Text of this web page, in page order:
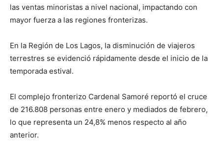
las ventas minoristas a nivel nacional, impactando con
mayor fuerza a las regiones fronterizas.
En la Región de Los Lagos, la disminución de viajeros
terrestres se evidenció rápidamente desde el inicio de la
temporada estival.
El complejo fronterizo Cardenal Samoré reportó el cruce
de 216.808 personas entre enero y mediados de febrero,
lo que representa un 24,8% menos respecto al año
anterior.